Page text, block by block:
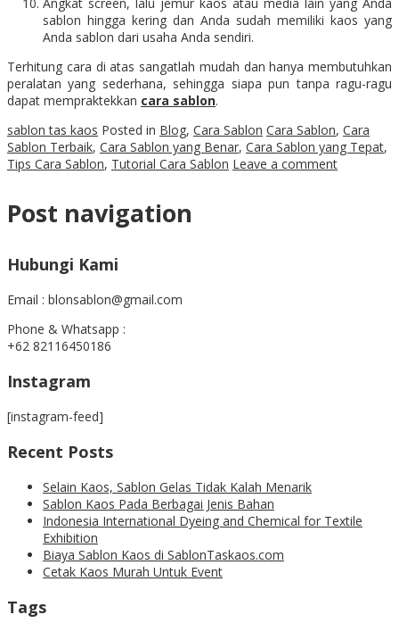
Angkat screen, lalu jemur kaos atau media lain yang Anda
sablon hingga kering dan Anda sudah memiliki kaos yang
Anda sablon dari usaha Anda sendiri.
Terhitung cara di atas sangatlah mudah dan hanya membutuhkan
peralatan yang sederhana, sehingga siapa pun tanpa ragu-ragu
dapat mempraktekkan cara sablon.
sablon tas kaos Posted in Blog, Cara Sablon Cara Sablon, Cara
Sablon Terbaik, Cara Sablon yang Benar, Cara Sablon yang Tepat,
Tips Cara Sablon, Tutorial Cara Sablon Leave a comment
Post navigation
Hubungi Kami
Email : blonsablon@gmail.com
Phone & Whatsapp :
+62 82116450186
Instagram
[instagram-feed]
Recent Posts
Selain Kaos, Sablon Gelas Tidak Kalah Menarik
Sablon Kaos Pada Berbagai Jenis Bahan
Indonesia International Dyeing and Chemical for Textile
Exhibition
Biaya Sablon Kaos di SablonTaskaos.com
Cetak Kaos Murah Untuk Event
Tags